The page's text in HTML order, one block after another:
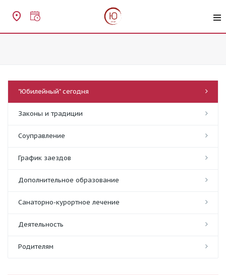
"Юбилейный" сегодня
Законы и традиции
Соуправление
График заездов
Дополнительное образование
Санаторно-курортное лечение
Деятельность
Родителям